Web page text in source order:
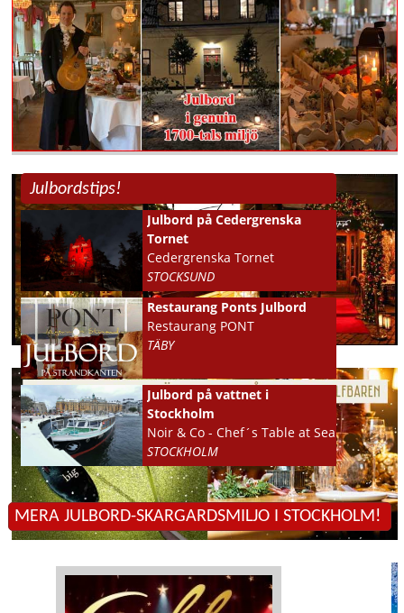
Julbordstips!
Julbord på Cedergrenska
Tornet
Cedergrenska Tornet
STOCKSUND
Restaurang Ponts Julbord
Restaurang PONT
TÄBY
Julbord på vattnet i
Stockholm
Noir & Co - Chef´s Table at Sea
STOCKHOLM
MERA JULBORD-SKARGARDSMILJO I STOCKHOLM!